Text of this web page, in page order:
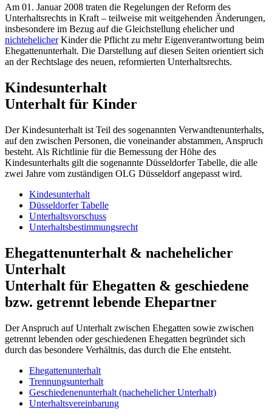
Am 01. Januar 2008 traten die Regelungen der Reform des
Unterhaltsrechts in Kraft – teilweise mit weitgehenden Änderungen,
insbesondere im Bezug auf die Gleichstellung ehelicher und
nichtehelicherKinder die Pflicht zu mehr Eigenverantwortung beim
Ehegattenunterhalt. Die Darstellung auf diesen Seiten orientiert sich
an der Rechtslage des neuen, reformierten Unterhaltsrechts.
Kindesunterhalt
Unterhalt für Kinder
Der Kindesunterhalt ist Teil des sogenannten Verwandtenunterhalts,
auf den zwischen Personen, die voneinander abstammen, Anspruch
besteht. Als Richtlinie für die Bemessung der Höhe des
Kindesunterhalts gilt die sogenannte Düsseldorfer Tabelle, die alle
zwei Jahre vom zuständigen OLG Düsseldorf angepasst wird.
Kindesunterhalt
Düsseldorfer Tabelle
Unterhaltsvorschuss
Unterhaltsbestimmungsrecht
Ehegattenunterhalt & nachehelicher
Unterhalt
Unterhalt für Ehegatten & geschiedene
bzw. getrennt lebende Ehepartner
Der Anspruch auf Unterhalt zwischen Ehegatten sowie zwischen
getrennt lebenden oder geschiedenen Ehegatten begründet sich
durch das besondere Verhältnis, das durch die Ehe entsteht.
Ehegattenunterhalt
Trennungsunterhalt
Geschiedenenunterhalt (nachehelicher Unterhalt)
Unterhaltsvereinbarung